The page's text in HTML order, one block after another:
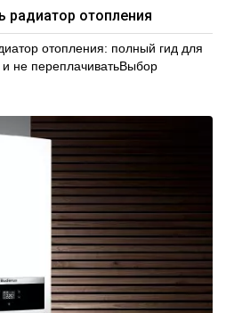
радиатор отопления
отопления: полный гид для
и не переплачиватьВыбор